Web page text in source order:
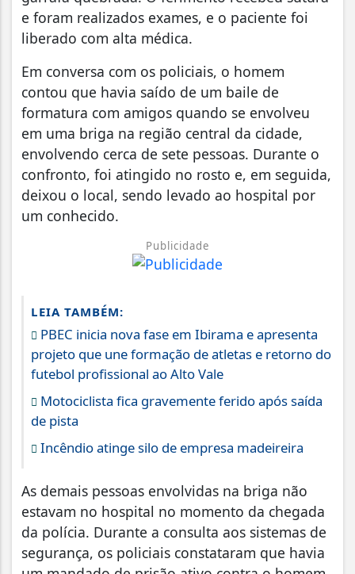
e foram realizados exames, e o paciente foi
liberado com alta médica.
Em conversa com os policiais, o homem
contou que havia saído de um baile de
formatura com amigos quando se envolveu
em uma briga na região central da cidade,
envolvendo cerca de sete pessoas. Durante o
confronto, foi atingido no rosto e, em seguida,
deixou o local, sendo levado ao hospital por
um conhecido.
Publicidade
LEIA TAMBÉM:
PBEC inicia nova fase em Ibirama e apresenta
projeto que une formação de atletas e retorno do
futebol profissional ao Alto Vale
Motociclista fica gravemente ferido após saída
de pista
Incêndio atinge silo de empresa madeireira
As demais pessoas envolvidas na briga não
estavam no hospital no momento da chegada
da polícia. Durante a consulta aos sistemas de
segurança, os policiais constataram que havia